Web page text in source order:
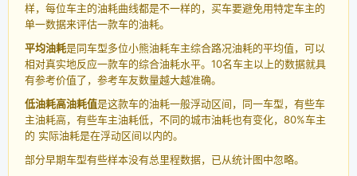
样，每位车主的油耗曲线都是不一样的，买车要避免用特定车主的
单一数据来评估一款车的油耗。
平均油耗是同车型多位小熊油耗车主综合路况油耗的平均值，可以
相对真实地反应一款车的综合油耗水平。10名车主以上的数据就具
有参考价值了，参考车友数量越大越准确。
低油耗高油耗值是这款车的油耗一般浮动区间，同一车型，有些车
主油耗高，有些车主油耗低，不同的城市油耗也有变化，80%车主
的 实际油耗是在浮动区间以内的。
部分早期车型有些样本没有总里程数据，已从统计图中忽略。